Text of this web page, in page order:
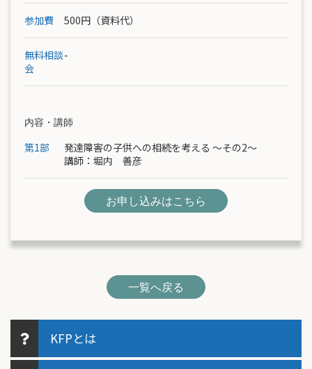
参加費 500円（資料代）
無料相談
会
-
内容・講師
第1部
発達障害の子供への相続を考える ～その2～
講師：堀内 善彦
お申し込みはこちら
一覧へ戻る
KFPとは